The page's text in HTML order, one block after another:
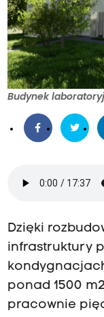
Budynek
Dzięki
infrastruktury
ponad 1500
pracownie